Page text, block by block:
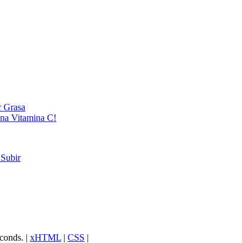
Vitamina C!
| xHTML | CSS |